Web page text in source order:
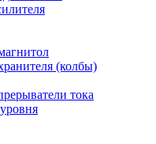
(колбы)
тока